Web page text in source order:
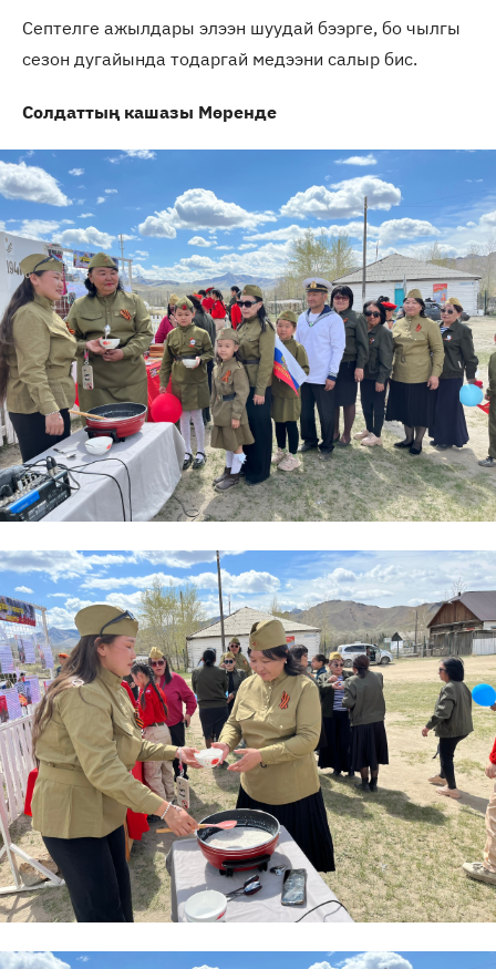
Септелге ажылдары элээн шуудай бээрге, бо чылгы
сезон дугайында тодаргай медээни салыр бис.
Солдаттың кашазы Мөренде